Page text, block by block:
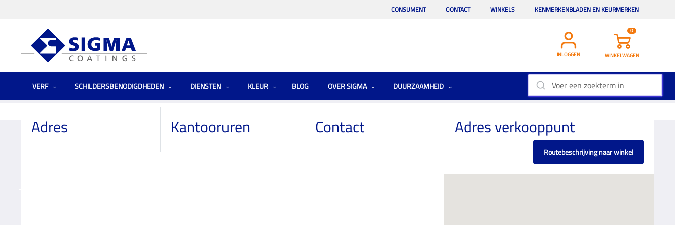
CONSUMENT CONTACT WINKELS KENMERKENBLADEN EN KEURMERKEN
INLOGGEN
0
WINKELWAGEN
VERF SCHILDERSBENODIGDHEDEN DIENSTEN KLEUR BLOG OVER SIGMA DUURZAAMHEID
Adres Kantooruren Contact Adres verkooppunt
Routebeschrijving naar winkel